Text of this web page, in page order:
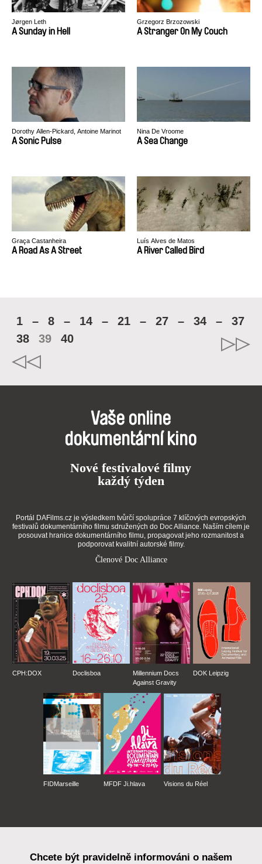
Jørgen Leth
A Sunday in Hell
Grzegorz Brzozowski
A Stranger On My Couch
Dorothy Allen-Pickard, Antoine Marinot
A Sonic Pulse
Nina De Vroome
A Sea Change
Graça Castanheira
A Road As A Street
Luís Alves de Matos
A River Called Bird
1 – 8 – 14 – 21 – 27 – 34 –
37
38
39 40
Vaše online
dokumentární kino
Nové festivalové filmy
každý týden
Portál DAFilms.cz je výsledkem tvůrčí spolupráce 7 klíčových evropských
festivalů dokumentárního filmu sdružených do Doc Alliance. Naším cílem je
posouvat hranice dokumentárního filmu, propagovat jeho rozmanitost a
podporovat kvalitní autorské filmy.
Členové Doc Alliance
CPH:DOX Doclisboa
Millennium Docs
Against Gravity
DOK Leipzig
FIDMarseille MFDF Ji.hlava Visions du Réel
Chcete být pravidelně informováni o našem